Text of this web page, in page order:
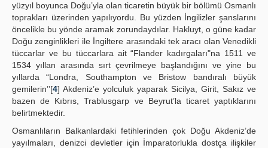
yüzyıl boyunca Doğu’yla olan ticaretin büyük bir bölümü Osmanlı
toprakları üzerinden yapılıyordu. Bu yüzden İngilizler şanslarını
öncelikle bu yönde aramak zorundaydılar. Hakluyt, o güne kadar
Doğu zenginlikleri ile İngiltere arasındaki tek aracı olan Venedikli
tüccarlar ve bu tüccarlara ait “Flander kadırgaları"na 1511 ve
1534 yıllan arasında sırt çevrilmeye başlandığını ve yine bu
yıllarda “Londra, Southampton ve Bristow bandıralı büyük
gemilerin’’[4] Akdeniz’e yolculuk yaparak Sicilya, Girit, Sakız ve
bazen de Kıbrıs, Trablusgarp ve Beyrut’la ticaret yaptıklarını
belirtmektedir.
Osmanlıların Balkanlardaki fetihlerinden çok Doğu Akdeniz’de
yayılmaları, denizci devletler için İmparatorlukla dostça ilişkiler